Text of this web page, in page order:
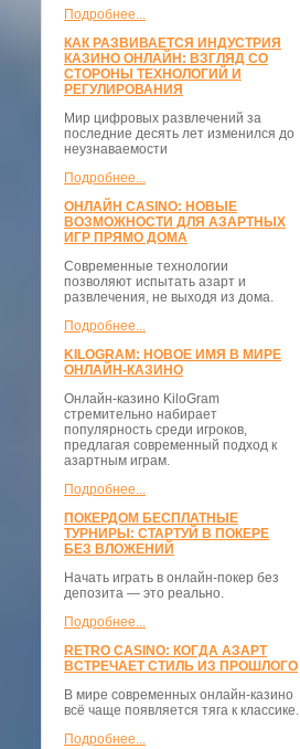
Подробнее...
КАК РАЗВИВАЕТСЯ ИНДУСТРИЯ
КАЗИНО ОНЛАЙН: ВЗГЛЯД СО
СТОРОНЫ ТЕХНОЛОГИЙ И
РЕГУЛИРОВАНИЯ
Мир цифровых развлечений за
последние десять лет изменился до
неузнаваемости
Подробнее...
ОНЛАЙН CASINO: НОВЫЕ
ВОЗМОЖНОСТИ ДЛЯ АЗАРТНЫХ
ИГР ПРЯМО ДОМА
Современные технологии
позволяют испытать азарт и
развлечения, не выходя из дома.
Подробнее...
KILOGRAM: НОВОЕ ИМЯ В МИРЕ
ОНЛАЙН-КАЗИНО
Онлайн-казино KiloGram
стремительно набирает
популярность среди игроков,
предлагая современный подход к
азартным играм.
Подробнее...
ПОКЕРДОМ БЕСПЛАТНЫЕ
ТУРНИРЫ: СТАРТУЙ В ПОКЕРЕ
БЕЗ ВЛОЖЕНИЙ
Начать играть в онлайн-покер без
депозита — это реально.
Подробнее...
RETRO CASINO: КОГДА АЗАРТ
ВСТРЕЧАЕТ СТИЛЬ ИЗ ПРОШЛОГО
В мире современных онлайн-казино
всё чаще появляется тяга к классике.
Подробнее...